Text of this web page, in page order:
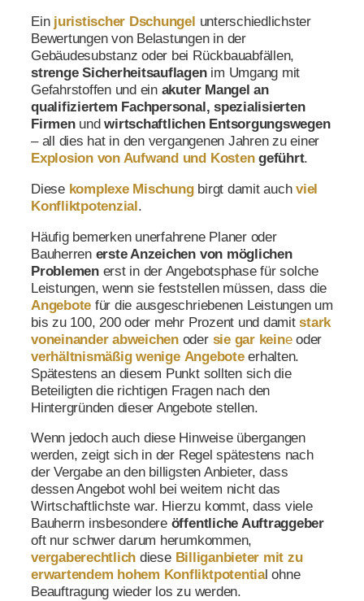
Ein juristischer Dschungel unterschiedlichster
Bewertungen von Belastungen in der
Gebäudesubstanz oder bei Rückbauabfällen,
strenge Sicherheitsauflagenim Umgang mit
Gefahrstoffen und ein akuter Mangel an
qualifiziertem Fachpersonal, spezialisierten
Firmenundwirtschaftlichen Entsorgungswegen
– all dies hat in den vergangenen Jahren zu einer
Explosion von Aufwand und Kostengeführt.
Diese komplexe Mischung birgt damit auchviel
Konfliktpotenzial.
Häufig bemerken unerfahrene Planer oder
Bauherren erste Anzeichen von möglichen
Problemen erst in der Angebotsphase für solche
Leistungen, wenn sie feststellen müssen, dass die
Angebote für die ausgeschriebenen Leistungen um
bis zu 100, 200 oder mehr Prozent und damitstark
voneinander abweichenoder sie gar keineoder
verhältnismäßig wenige Angeboteerhalten.
Spätestens an diesem Punkt sollten sich die
Beteiligten die richtigen Fragen nach den
Hintergründen dieser Angebote stellen.
Wenn jedoch auch diese Hinweise übergangen
werden, zeigt sich in der Regel spätestens nach
der Vergabe an den billigsten Anbieter, dass
dessen Angebot wohl bei weitem nicht das
Wirtschaftlichste war. Hierzu kommt, dass viele
Bauherrn insbesondere öffentliche Auftraggeber
oft nur schwer darum herumkommen,
vergaberechtlich diese Billiganbieter mit zu
erwartendem hohem Konfliktpotential ohne
Beauftragung wieder los zu werden.